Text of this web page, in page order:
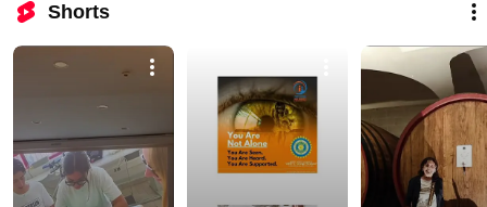
Shorts